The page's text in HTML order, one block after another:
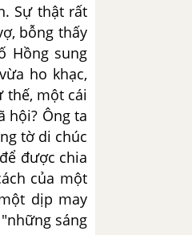
Sự thật rất
bỗng thấy
Hồng sung
ho khạc,
thế, một cái
hội? Ông ta
tờ di chúc
được chia
của một
dịp may
sáng